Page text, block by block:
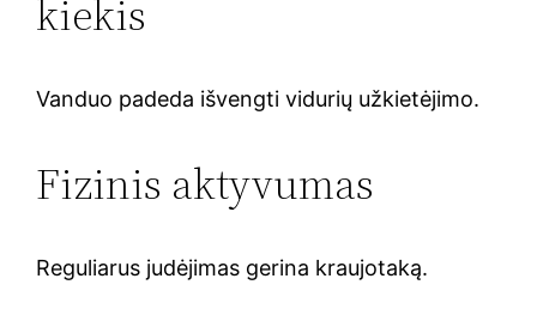
kiekis
Vanduo padeda išvengti vidurių užkietėjimo.
Fizinis aktyvumas
Reguliarus judėjimas gerina kraujotaką.